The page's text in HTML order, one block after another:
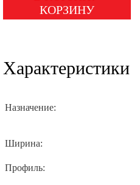
КОРЗИНУ
Характеристики
Назначение:
Ширина:
Профиль: